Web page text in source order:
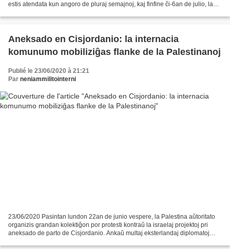
estis atendata kun angoro de pluraj semajnoj, kaj finfine ĉi-6an de julio, la
Aneksado en Cisjordanio: la internacia
komunumo mobiliziĝas flanke de la Palestinanoj
Publié le 23/06/2020 à 21:21
Par neniammilitointerni
23/06/2020 Pasintan lundon 22an de junio vespere, la Palestina aŭtoritato
organizis grandan kolektiĝon por protesti kontraŭ la israelaj projektoj pri
aneksado de parto de Cisjordanio. Ankaŭ multaj eksterlandaj diplomatoj